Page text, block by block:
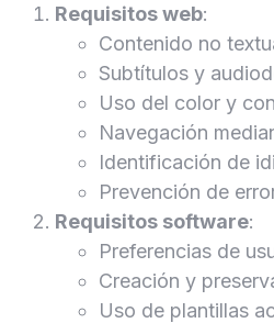
Requisitos web:
Contenido no
Subtítulos y
Uso del color y
Navegación
Identificación de
Prevención de
Requisitos software:
Preferencias de
Creación y
Uso de plantillas